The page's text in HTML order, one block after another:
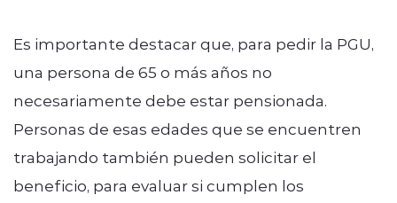
Es importante destacar que, para pedir la PGU,
una persona de 65 o más años no
necesariamente debe estar pensionada.
Personas de esas edades que se encuentren
trabajando también pueden solicitar el
beneficio, para evaluar si cumplen los